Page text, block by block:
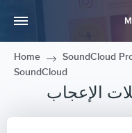
Home SoundCloud
SoundCloud